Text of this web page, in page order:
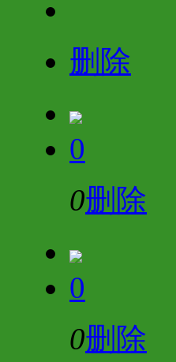
删除
0
0删除
0
0删除